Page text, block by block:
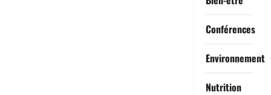
Conférences
Environnement
Nutrition